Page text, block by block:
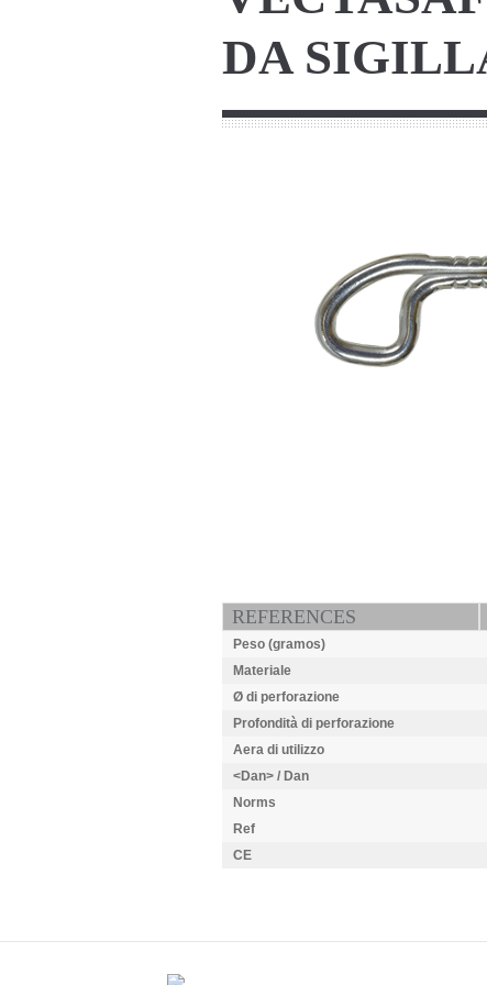
DA
REFERENCES
Peso (gramos)
Materiale
Ø di perforazione
Profondità di perforazione
Aera di utilizzo
<Dan> / Dan
Norms
Ref
CE